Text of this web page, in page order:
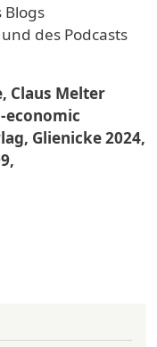
Blogs
und des Podcasts
Claus Melter
economic
Glienicke 2024,